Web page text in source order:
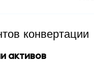
конвертации
активов